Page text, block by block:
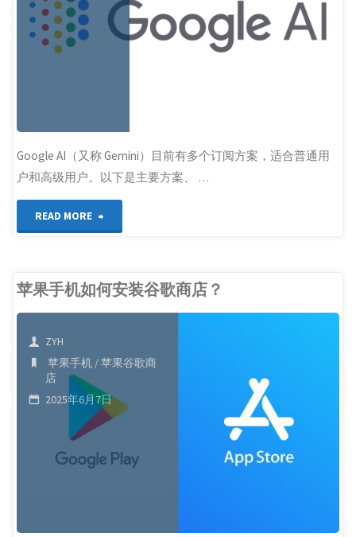
商
费
软
Google AI（又称 Gemini）目前有多个订阅方案，适合普通用
户和高级用户。以下是主要方案、 …
READ MORE
AI-
Gemini
苹果手机如何安装谷歌商店？
ZYH
苹果手机 /苹果谷歌商
店
2025年6月7日